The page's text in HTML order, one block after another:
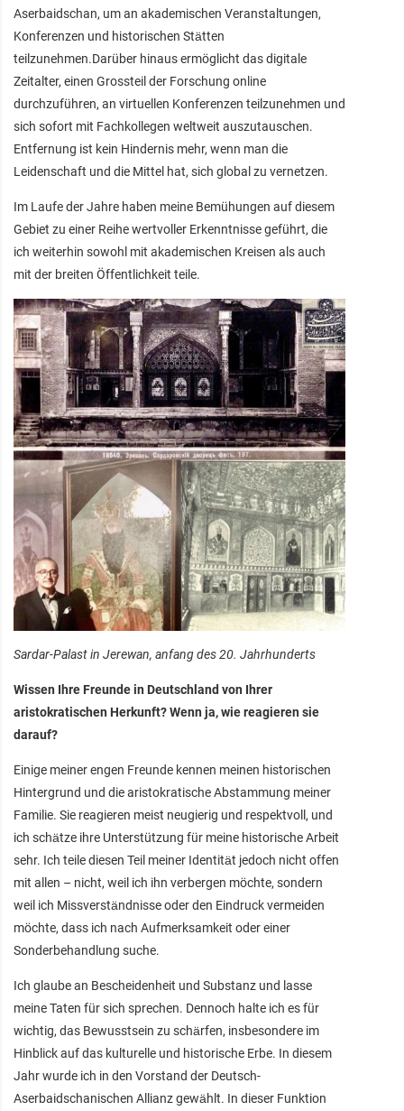
Aserbaidschan, um an akademischen Veranstaltungen,
Konferenzen und historischen Stätten
teilzunehmen.Darüber hinaus ermöglicht das digitale
Zeitalter, einen Grossteil der Forschung online
durchzuführen, an virtuellen Konferenzen teilzunehmen und
sich sofort mit Fachkollegen weltweit auszutauschen.
Entfernung ist kein Hindernis mehr, wenn man die
Leidenschaft und die Mittel hat, sich global zu vernetzen.
Im Laufe der Jahre haben meine Bemühungen auf diesem
Gebiet zu einer Reihe wertvoller Erkenntnisse geführt, die
ich weiterhin sowohl mit akademischen Kreisen als auch
mit der breiten Öffentlichkeit teile.
Sardar-Palast in Jerewan, anfang des 20. Jahrhunderts
Wissen Ihre Freunde in Deutschland von Ihrer
aristokratischen Herkunft? Wenn ja, wie reagieren sie
darauf?
Einige meiner engen Freunde kennen meinen historischen
Hintergrund und die aristokratische Abstammung meiner
Familie. Sie reagieren meist neugierig und respektvoll, und
ich schätze ihre Unterstützung für meine historische Arbeit
sehr. Ich teile diesen Teil meiner Identität jedoch nicht offen
mit allen – nicht, weil ich ihn verbergen möchte, sondern
weil ich Missverständnisse oder den Eindruck vermeiden
möchte, dass ich nach Aufmerksamkeit oder einer
Sonderbehandlung suche.
Ich glaube an Bescheidenheit und Substanz und lasse
meine Taten für sich sprechen. Dennoch halte ich es für
wichtig, das Bewusstsein zu schärfen, insbesondere im
Hinblick auf das kulturelle und historische Erbe. In diesem
Jahr wurde ich in den Vorstand der Deutsch-
Aserbaidschanischen Allianz gewählt. In dieser Funktion